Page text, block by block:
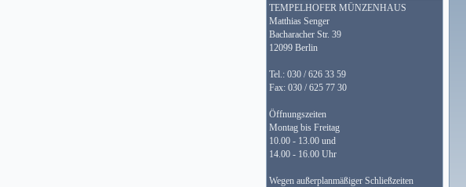
TEMPELHOFER MÜNZENHAUS
Matthias Senger
Bacharacher Str. 39
12099 Berlin
Tel.: 030 / 626 33 59
Fax: 030 / 625 77 30
Öffnungszeiten
Montag bis Freitag
10.00 - 13.00 und
14.00 - 16.00 Uhr
Wegen außerplanmäßiger Schließzeiten